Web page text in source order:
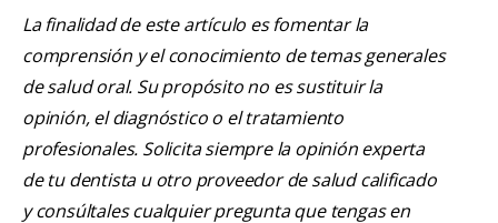
La finalidad de este artículo es fomentar la
comprensión y el conocimiento de temas generales
de salud oral. Su propósito no es sustituir la
opinión, el diagnóstico o el tratamiento
profesionales. Solicita siempre la opinión experta
de tu dentista u otro proveedor de salud calificado
y consúltales cualquier pregunta que tengas en